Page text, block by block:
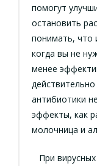
помогут
остановить
понимать, что
когда вы не
менее
антибиотики
эффекты, как
молочница и
При